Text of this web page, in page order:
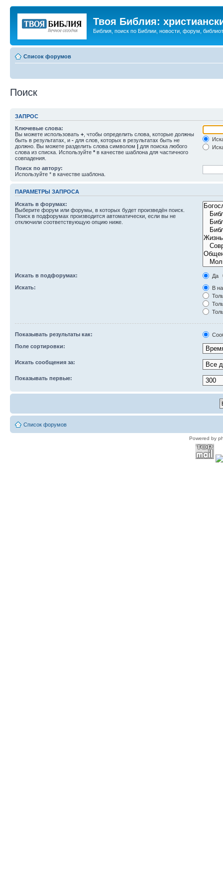
Твоя Библия:
Библия, поиск по Библии, новости, форум,
Список форумов
Поиск
ЗАПРОС
Ключевые слова:
Вы можете использовать + , чтобы определить слова, которые должны
быть в результатах, и - для слов, которых в результатах быть не
должно. Вы можете разделить слова символом | для поиска любого
слова из списка. Используйте * в качестве шаблона для частичного
совпадения.
Поиск по автору:
Используйте * в качестве шаблона.
ПАРАМЕТРЫ ЗАПРОСА
Искать в форумах:
Выберите форум или форумы, в которых будет произведён поиск.
Поиск в подфорумах производится автоматически, если вы не
отключили соответствующую опцию ниже.
Искать в подфорумах:
Да
Искать:
В
Показывать результаты как:
Поле сортировки:
Искать сообщения за:
Показывать первые:
Список форумов
Powered by